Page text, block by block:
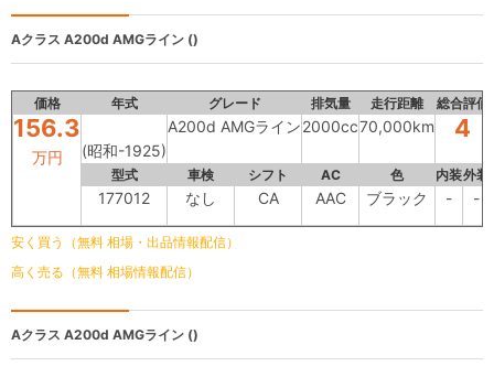
Aクラス A200d AMGライン ()
価格 年式 グレード 排気量 走行距離 総合評価
156.3
万円 (昭和-1925)
A200d AMGライン2000cc70,000km 4
型式 車検 シフト AC 色 内装外装
177012 なし CA AAC ブラック - -
安く買う（無料 相場・出品情報配信）
高く売る（無料 相場情報配信）
Aクラス A200d AMGライン ()